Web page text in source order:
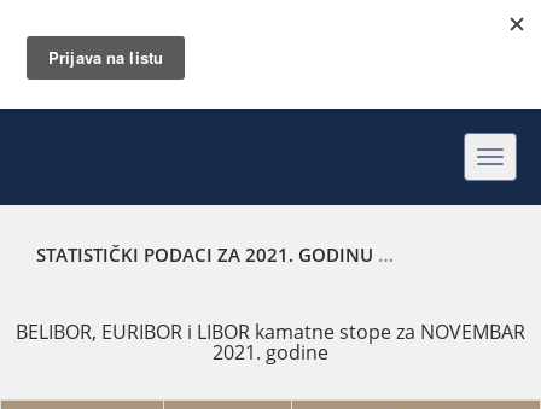
STATISTIČKI PODACI ZA 2021. GODINU
BELIBOR, EURIBOR i LIBOR kamatne stope za NOVEMBAR
2021. godine